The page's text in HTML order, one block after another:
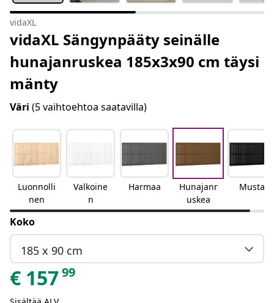
vidaXL
vidaXL Sängynpääty seinälle
hunajanruskea 185x3x90 cm täysi
mänty
Väri (5 vaihtoehtoa saatavilla)
Luonnolli
nen
Valkoine
n
Harmaa
Hunajanr
uskea
Musta
Koko
185 x 90 cm
€ 15799